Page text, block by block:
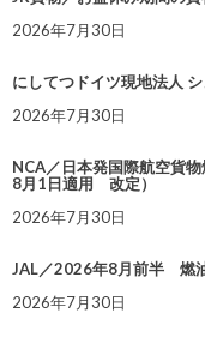
2026年7月30日
にしてつドイツ現地法人
2026年7月30日
NCA／日本発国際航空貨
8月1日適用 改定）
2026年7月30日
JAL／2026年8月前半 燃
2026年7月30日